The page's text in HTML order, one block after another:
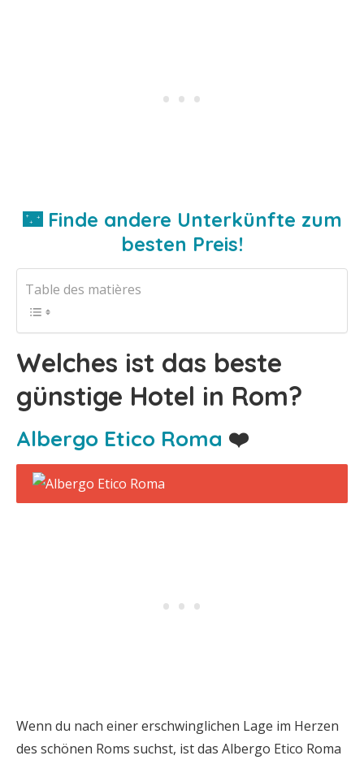
🌃 Finde andere Unterkünfte zum
besten Preis!
Table des matières
Welches ist das beste
günstige Hotel in Rom?
Albergo Etico Roma ❤️
Wenn du nach einer erschwinglichen Lage im Herzen
des schönen Roms suchst, ist das Albergo Etico Roma